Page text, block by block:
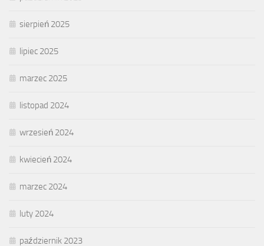
sierpień 2025
lipiec 2025
marzec 2025
listopad 2024
wrzesień 2024
kwiecień 2024
marzec 2024
luty 2024
październik 2023